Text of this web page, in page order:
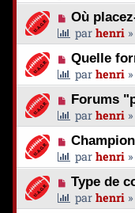
Où
par henri »
Quelle
par henri »
Forums
par henri »
par henri »
Type de
par henri »